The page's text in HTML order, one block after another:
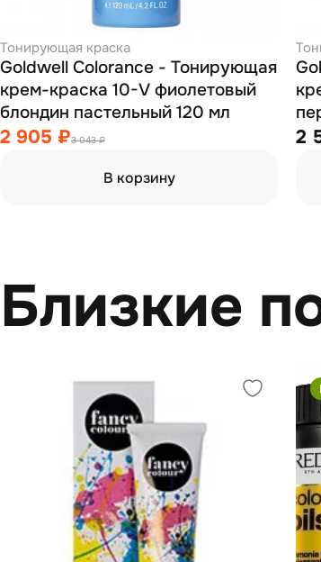
Тонирующая краска
Goldwell Colorance - Тонирующая
крем-краска 10-V фиолетовый
блондин пастельный 120 мл
2 905 ₽3 043 ₽
В корзину
2
Близкие